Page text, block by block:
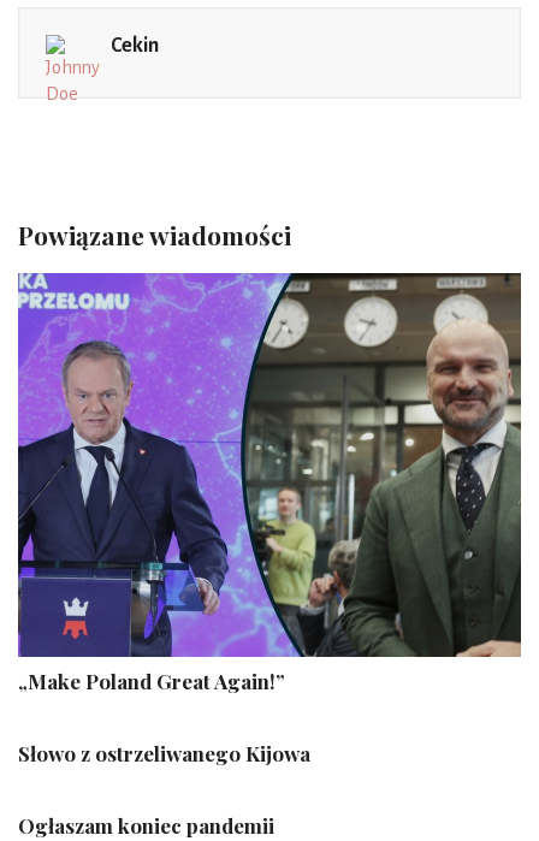
Cekin
Powiązane wiadomości
„Make Poland Great Again!”
Słowo z ostrzeliwanego Kijowa
Ogłaszam koniec pandemii